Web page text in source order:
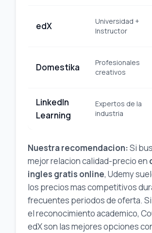
edX
Universidad +
Instructor
Domestika
Profesionales
creativos
LinkedIn
Learning
Expertos de la
industria
Nuestra recomendacion:Si
mejor relacion calidad-precio en
ingles gratis online, Udemy
los precios mas competitivos
frecuentes periodos de oferta.
el reconocimiento academico,
edX son las mejores opciones